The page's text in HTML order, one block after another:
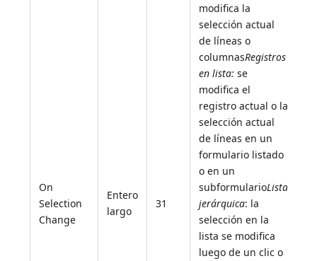
On
Selection
Change
Entero
largo
31
modifica la
selección actual
de líneas o
columnasRegistros
en lista: se
modifica el
registro actual o la
selección actual
de líneas en un
formulario listado
o en un
subformularioLista
jerárquica: la
selección en la
lista se modifica
luego de un clic o